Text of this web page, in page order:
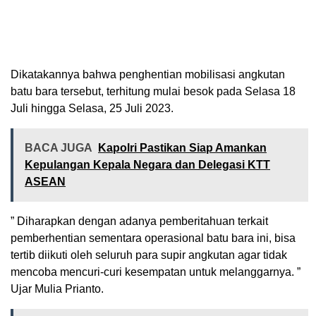
Dikatakannya bahwa penghentian mobilisasi angkutan
batu bara tersebut, terhitung mulai besok pada Selasa 18
Juli hingga Selasa, 25 Juli 2023.
BACA JUGA
Kapolri Pastikan Siap Amankan
Kepulangan Kepala Negara dan Delegasi KTT
ASEAN
” Diharapkan dengan adanya pemberitahuan terkait
pemberhentian sementara operasional batu bara ini, bisa
tertib diikuti oleh seluruh para supir angkutan agar tidak
mencoba mencuri-curi kesempatan untuk melanggarnya. ”
Ujar Mulia Prianto.